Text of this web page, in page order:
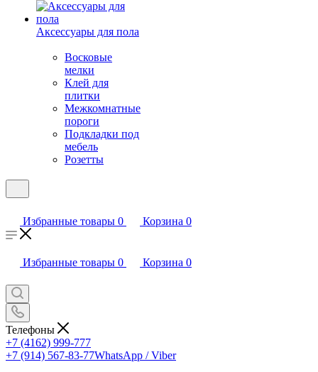
Аксессуары для пола
Восковые
мелки
Клей для
плитки
Межкомнатные
пороги
Подкладки под
мебель
Розетты
Избранные товары 0 Корзина 0
Избранные товары 0 Корзина 0
Телефоны
+7 (4162) 999-777
+7 (914) 567-83-77WhatsApp / Viber